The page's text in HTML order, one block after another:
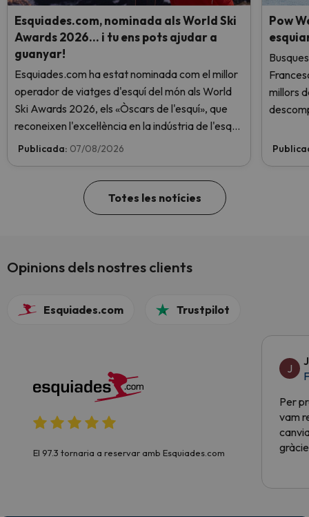
Esquiades.com, nominada als World Ski
Awards 2026… i tu ens pots ajudar a
guanyar!
Esquiades.com ha estat nominada com el millor
operador de viatges d'esquí del món als World
Ski Awards 2026, els «Òscars de l'esquí», que
reconeixen l'excel·lència en la indústria de l'esquí.
Vota ara i ajuda'ns a arribar al capdamunt!
Publicada: 07/08/2026
Pow
millors
Totes les notícies
Opinions dels nostres clients
Esquiades.com Trustpilot
El 97.3 tornaria a reservar amb Esquiades.com
J
Per
vam